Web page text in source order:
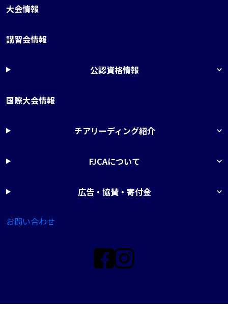
大会情報
講習会情報
公認資格情報
国際大会情報
チアリーディング紹介
FJCAについて
広告・協賛・寄付金
お問い合わせ